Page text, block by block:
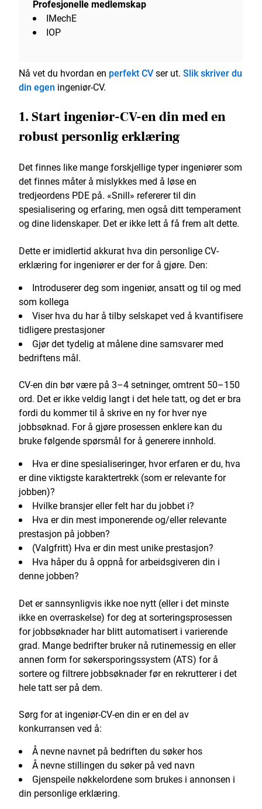
Profesjonelle medlemskap
IMechE
IOP
Nå vet du hvordan en perfekt CVser ut. Slik skriver du
din egen ingeniør-CV.
1. Start ingeniør-CV-en din med en
robust personlig erklæring
Det finnes like mange forskjellige typer ingeniører som
det finnes måter å mislykkes med å løse en
tredjeordens PDE på. «Snill» refererer til din
spesialisering og erfaring, men også ditt temperament
og dine lidenskaper. Det er ikke lett å få frem alt dette.
Dette er imidlertid akkurat hva din personlige CV-
erklæring for ingeniører er der for å gjøre. Den:
Introduserer deg som ingeniør, ansatt og til og med
som kollega
Viser hva du har å tilby selskapet ved å kvantifisere
tidligere prestasjoner
Gjør det tydelig at målene dine samsvarer med
bedriftens mål.
CV-en din bør være på 3–4 setninger, omtrent 50–150
ord. Det er ikke veldig langt i det hele tatt, og det er bra
fordi du kommer til å skrive en ny for hver nye
jobbsøknad. For å gjøre prosessen enklere kan du
bruke følgende spørsmål for å generere innhold.
Hva er dine spesialiseringer, hvor erfaren er du, hva
er dine viktigste karaktertrekk (som er relevante for
jobben)?
Hvilke bransjer eller felt har du jobbet i?
Hva er din mest imponerende og/eller relevante
prestasjon på jobben?
(Valgfritt) Hva er din mest unike prestasjon?
Hva håper du å oppnå for arbeidsgiveren din i
denne jobben?
Det er sannsynligvis ikke noe nytt (eller i det minste
ikke en overraskelse) for deg at sorteringsprosessen
for jobbsøknader har blitt automatisert i varierende
grad. Mange bedrifter bruker nå rutinemessig en eller
annen form for søkersporingssystem (ATS) for å
sortere og filtrere jobbsøknader før en rekrutterer i det
hele tatt ser på dem.
Sørg for at ingeniør-CV-en din er en del av
konkurransen ved å:
Å nevne navnet på bedriften du søker hos
Å nevne stillingen du søker på ved navn
Gjenspeile nøkkelordene som brukes i annonsen i
din personlige erklæring.